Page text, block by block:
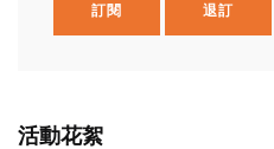
訂閱 退訂
活動花絮